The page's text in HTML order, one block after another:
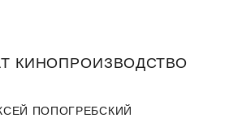
КИНОПРОИЗВОДСТВО
ПОПОГРЕБСКИЙ